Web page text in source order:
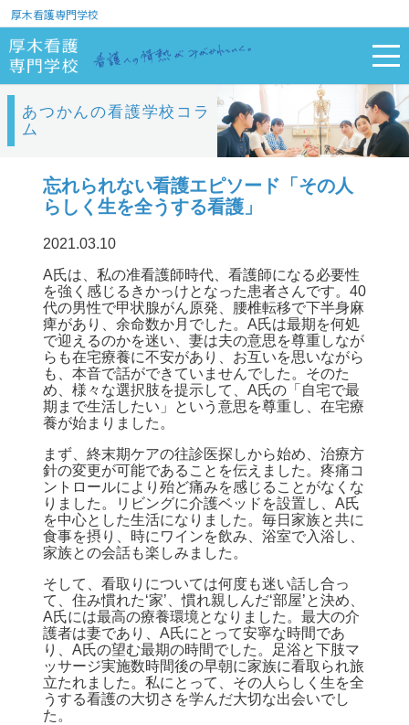
厚木看護専門学校
あつかんの看護学校コラ
ム
忘れられない看護エピソード「その人
らしく生を全うする看護」
2021.03.10
A氏は、私の准看護師時代、看護師になる必要性
を強く感じるきかっけとなった患者さんです。40
代の男性で甲状腺がん原発、腰椎転移で下半身麻
痺があり、余命数か月でした。A氏は最期を何処
で迎えるのかを迷い、妻は夫の意思を尊重しなが
らも在宅療養に不安があり、お互いを思いながら
も、本音で話ができていませんでした。そのた
め、様々な選択肢を提示して、A氏の「自宅で最
期まで生活したい」という意思を尊重し、在宅療
養が始まりました。
まず、終末期ケアの往診医探しから始め、治療方
針の変更が可能であることを伝えました。疼痛コ
ントロールにより殆ど痛みを感じることがなくな
りました。リビングに介護ベッドを設置し、A氏
を中心とした生活になりました。毎日家族と共に
食事を摂り、時にワインを飲み、浴室で入浴し、
家族との会話も楽しみました。
そして、看取りについては何度も迷い話し合っ
て、住み慣れた‘家’、慣れ親しんだ‘部屋’と決め、
A氏には最高の療養環境となりました。最大の介
護者は妻であり、A氏にとって安寧な時間であ
り、A氏の望む最期の時間でした。足浴と下肢マ
ッサージ実施数時間後の早朝に家族に看取られ旅
立たれました。私にとって、その人らしく生を全
うする看護の大切さを学んだ大切な出会いでし
た。